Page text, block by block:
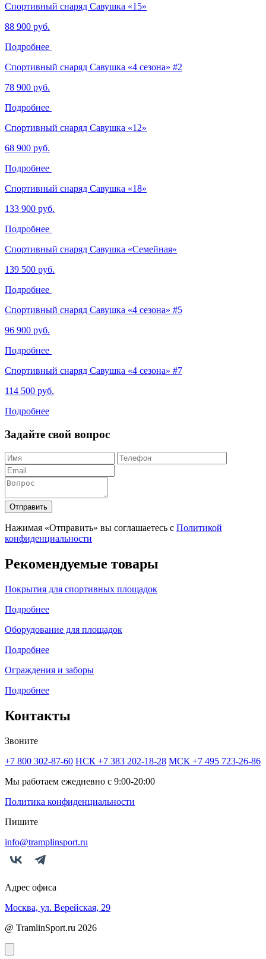
Спортивный снаряд Савушка «‎15»
88 900 руб.
Подробнее
Спортивный снаряд Савушка «‎4 сезона»‎ #2
78 900 руб.
Подробнее
Спортивный снаряд Савушка «‎12»
68 900 руб.
Подробнее
Спортивный снаряд Савушка «‎18»
133 900 руб.
Подробнее
Спортивный снаряд Савушка «Семейная»
139 500 руб.
Подробнее
Спортивный снаряд Савушка «‎4 сезона» ‎#5
96 900 руб.
Подробнее
Спортивный снаряд Савушка «‎4 сезона» ‎#7
114 500 руб.
Подробнее
Задайте свой вопрос
Отправить
Нажимая «Отправить» вы соглашаетесь с Политикой
конфиденциальности
Рекомендуемые товары
Покрытия для спортивных площадок
Подробнее
Оборудование для площадок
Подробнее
Ограждения и заборы
Подробнее
Контакты
Звоните
+7 800 302-87-60 НСК +7 383 202-18-28 МСК +7 495 723-26-86
Мы работаем ежедневно с 9:00-20:00
Политика конфиденциальности
Пишите
info@tramplinsport.ru
Адрес офиса
Москва, ул. Верейская, 29
@ TramlinSport.ru 2026